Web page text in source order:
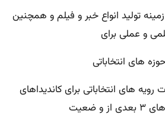
تولید انواع خبر و فیلم و همچنین
و عملی برای
های انتخاباتی
های انتخاباتی برای کاندیداهای
ضعیت